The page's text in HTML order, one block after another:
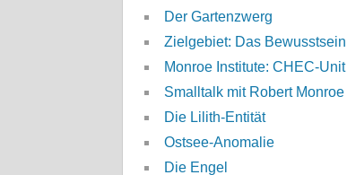
Der Gartenzwerg
Zielgebiet: Das Bewusstsein
Monroe Institute: CHEC-Unit
Smalltalk mit Robert Monroe
Die Lilith-Entität
Ostsee-Anomalie
Die Engel